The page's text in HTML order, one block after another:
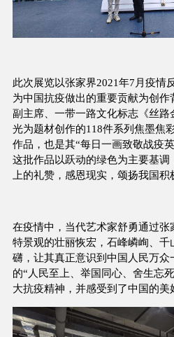
此次展览以张家界2021年7月疫情
为中国抗疫做出的重要贡献为创
副主席、一带一路文化标志《丝
光为题材创作的118件系列焦墨焦
作品，也是其“每日一画致敬战疫
这批作品以跃动的绿色为主要基
上的礼赞，感恩现实，颂扬我国积
在疫情中，当代艺术家舒勇通过
特景观的壮丽恢宏，石峰嶙峋、
礴，让其真正意识到中国人民万众
的“人民至上、举国同心、舍生忘
大抗疫精神，并感受到了中国的美